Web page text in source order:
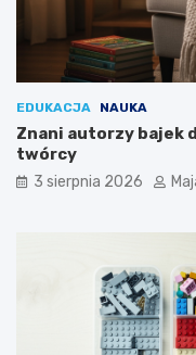
EDUKACJA NAUKA
Znani autorzy bajek
twórcy
3 sierpnia 2026